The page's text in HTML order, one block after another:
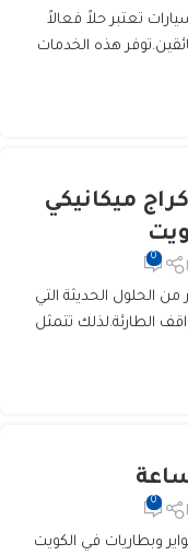
تعتبر حلاً فعالاً
هذه الخدمات
ميكانيكي
0
الحلول الحديثة التي
الطارئة.لذلك تتمثل
0
تواير وبطاريات في الكويت